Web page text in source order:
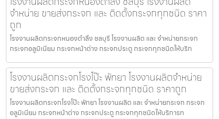
จำหน่าย ขายส่งกระจก และ ติดตั้งกระจกทุกชนิด ราคา
ถูก
โรงงานผลิตกระจกหนองตำลึง ชลบุรี โรงงานผลิต และ จำหน่ายกระจก
กระจกอลูมิเนียม กระจกหน้าต่าง กระจกประตู กระจกทุกชนิดให้บริก
โรงงานผลิตกระจกโรงโป๊ะ พัทยา โรงงานผลิตจำหน่าย
ขายส่งกระจก และ ติดตั้งกระจกทุกชนิด ราคาถูก
โรงงานผลิตกระจกโรงโป๊ะ พัทยา โรงงานผลิต และ จำหน่ายกระจก กระจก
อลูมิเนียม กระจกหน้าต่าง กระจกประตู กระจกทุกชนิดให้บริการท